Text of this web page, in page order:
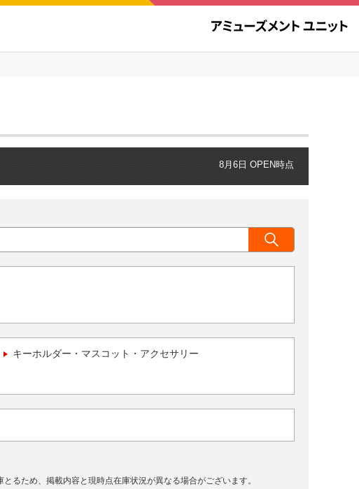
8月6日 OPEN時点
キーホルダー・マスコット・アクセサリー
るため、掲載内容と現時点在庫状況が異なる場合がございます。